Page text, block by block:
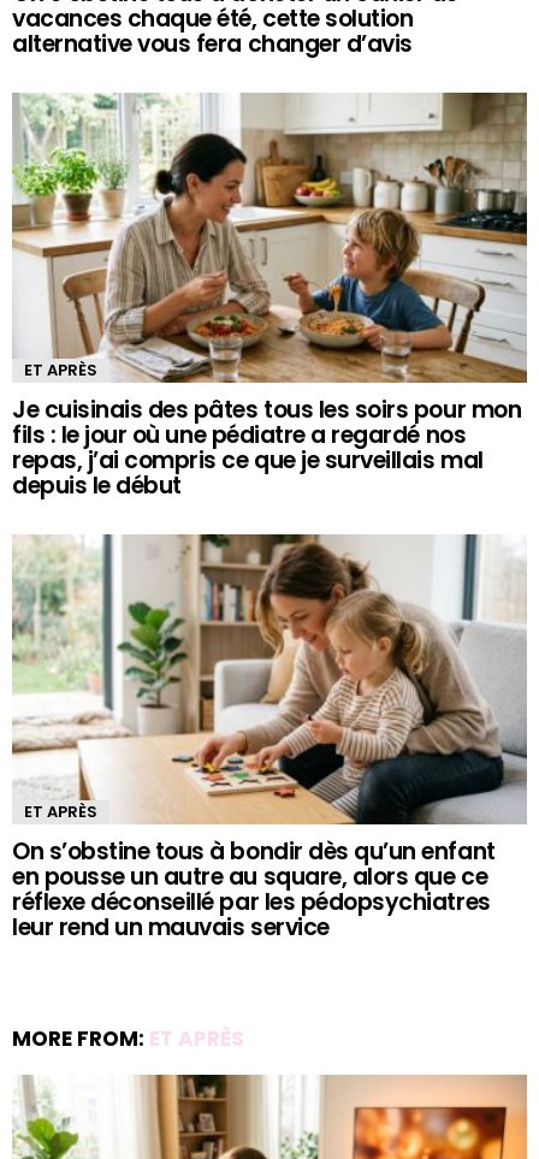
vacances chaque été, cette solution
alternative vous fera changer d’avis
ET APRÈS
Je cuisinais des pâtes tous les soirs pour mon
fils : le jour où une pédiatre a regardé nos
repas, j’ai compris ce que je surveillais mal
depuis le début
ET APRÈS
On s’obstine tous à bondir dès qu’un enfant
en pousse un autre au square, alors que ce
réflexe déconseillé par les pédopsychiatres
leur rend un mauvais service
MORE FROM: ET APRÈS